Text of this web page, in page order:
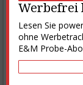
Werbefrei
Lesen Sie
ohne
E&M Probe-
Stiftung
alle Firmen